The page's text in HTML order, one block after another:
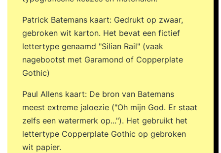
Tijdsinvestering zelfstudie: ca. 12 uur Deelnemers
De maximale groepsgrootte van deze training is
12 deelnemers. Certificaat Na afronding van de
training ontvang je een certificaat van Schouten
& Nelissen, een erkenning die binnen het
bedrijfsleven hoog gewaardeerd wordt vanwege
de praktische toepasbaarheid en de bewezen
kwaliteit van onze programma’s. Training De
trainingsprijs is € 1.445,00 (excl. 21% btw). Betaal
je de training zelf? Dan profiteer je automatisch
Patrick Batemans kaart: Gedrukt op zwaar,
gebroken wit karton. Het bevat een fictief
lettertype genaamd "Silian Rail" (vaak
nagebootst met Garamond of Copperplate
Gothic)
Paul Allens kaart: De bron van Batemans
meest extreme jaloezie ("Oh mijn God. Er staat
zelfs een watermerk op..."). Het gebruikt het
lettertype Copperplate Gothic op gebroken
wit papier.